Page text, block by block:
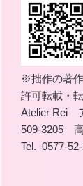
※拙作の著
許可転載・
Atelier Rei
509-3205 高
Tel. 0577-